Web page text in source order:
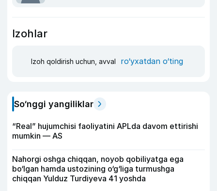
Izohlar
Izoh qoldirish uchun, avval ro‘yxatdan o‘ting
So‘nggi yangiliklar
“Real” hujumchisi faoliyatini APLda davom ettirishi
mumkin — AS
Nahorgi oshga chiqqan, noyob qobiliyatga ega
bo‘lgan hamda ustozining o‘g‘liga turmushga
chiqqan Yulduz Turdiyeva 41 yoshda